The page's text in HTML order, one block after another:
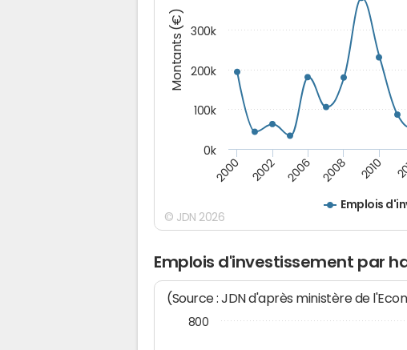
Montants (€)
Emplois
2000 2002 2006 2008 2010
0k
100k
200k
300k
© JDN 2026
Emplois d'investissement par
(Source : JDN d'après ministère de
800